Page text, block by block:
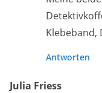
Klebeband,
Antworten
Julia Friess